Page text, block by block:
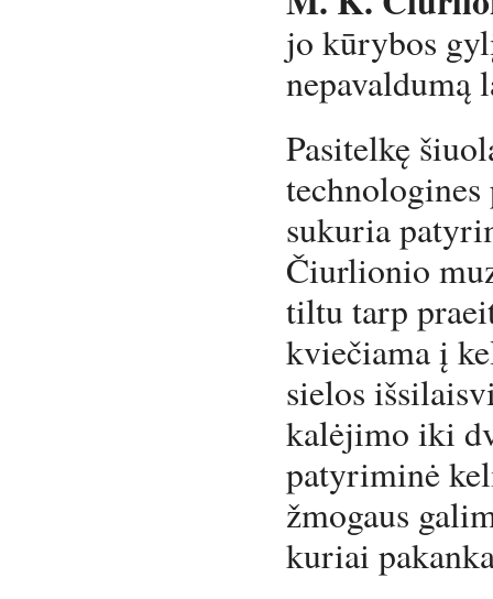
jo kūrybos
nepavaldumą
Pasitelkę
sukuria
Čiurlionio
tiltu tarp
kviečiama į
sielos
kalėjimo iki
patyriminė
žmogaus
kuriai